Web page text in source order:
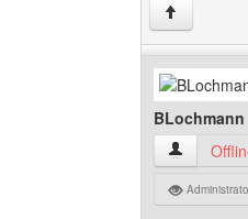
↑
BLochmann